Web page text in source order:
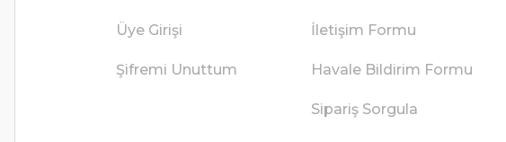
Üye Girişi
Şifremi Unuttum
İletişim Formu
Havale Bildirim Formu
Sipariş Sorgula